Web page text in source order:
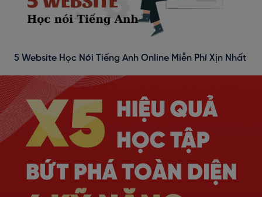
5 Website Học Nói Tiếng Anh Online Miễn Phí Xịn Nhất